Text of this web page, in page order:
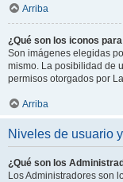
Arriba
¿Qué son los iconos
Son imágenes elegidas
mismo. La posibilidad de
permisos otorgados por
Arriba
Niveles de usuario
¿Qué son los
Los Administradores son